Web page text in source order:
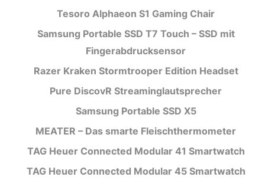
Tesoro Alphaeon S1 Gaming Chair
Samsung Portable SSD T7 Touch – SSD mit
Fingerabdrucksensor
Razer Kraken Stormtrooper Edition Headset
Pure DiscovR Streaminglautsprecher
Samsung Portable SSD X5
MEATER – Das smarte Fleischthermometer
TAG Heuer Connected Modular 41 Smartwatch
TAG Heuer Connected Modular 45 Smartwatch